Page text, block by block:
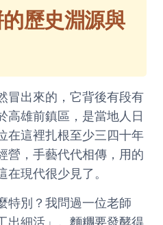
歷史淵源與
冒出來的，它背後有段有
高雄前鎮區，是當地人日
在這裡扎根至少三四十年
營，手藝代代相傳，用的
現代很少見了。
特別？我問過一位老師
出細活」。麵糰要發酵得